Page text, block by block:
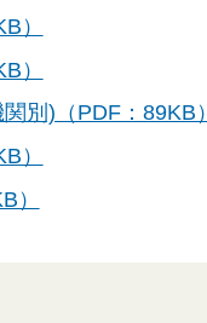
）
）
別)（PDF：89KB）
）
）